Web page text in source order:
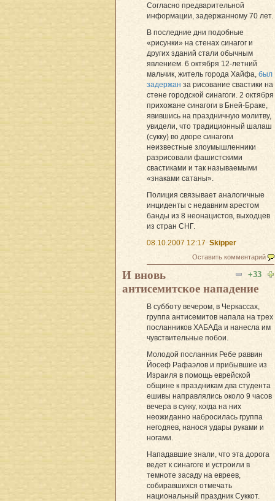
Согласно предварительной
информации, задержанному 70 лет.
В последние дни подобные
«рисунки» на стенах синагог и
других зданий стали обычным
явлением. 6 октября 12-летний
мальчик, житель города Хайфа, был
задержан за рисование свастики на
стене городской синагоги. 2 октября
прихожане синагоги в Бней-Браке,
явившись на праздничную молитву,
увидели, что традиционный шалаш
(сукку) во дворе синагоги
неизвестные злоумышленники
разрисовали фашистскими
свастиками и так называемыми
«знаками cатаны».
Полиция связывает аналогичные
инциденты с недавним арестом
банды из 8 неонацистов, выходцев
из стран СНГ.
08.10.2007 12:17 Skipper
Оставить комментарий
+33
И вновь
антисемитское нападение
В субботу вечером, в Черкассах,
группа антисемитов напала на трех
посланников ХАБАДа и нанесла им
чувствительные побои.
Молодой посланник Ребе раввин
Йосеф Рафаэлов и прибывшие из
Израиля в помощь еврейской
общине к праздникам два студента
ешивы направлялись около 9 часов
вечера в сукку, когда на них
неожиданно набросилась группа
негодяев, нанося удары руками и
ногами.
Нападавшие знали, что эта дорога
ведет к синагоге и устроили в
темноте засаду на евреев,
собиравшихся отмечать
национальный праздник Суккот.